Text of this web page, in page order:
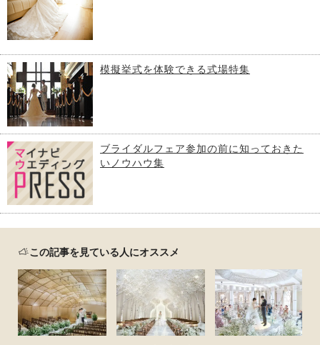
模擬挙式を体験できる式場特集
ブライダルフェア参加の前に知っておきた
いノウハウ集
この記事を見ている人にオススメ